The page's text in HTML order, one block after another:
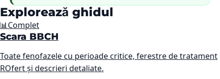
Explorează ghidul
📊Complet
Scara BBCH
Toate fenofazele cu perioade critice, ferestre de tratament
ROfert și descrieri detaliate.